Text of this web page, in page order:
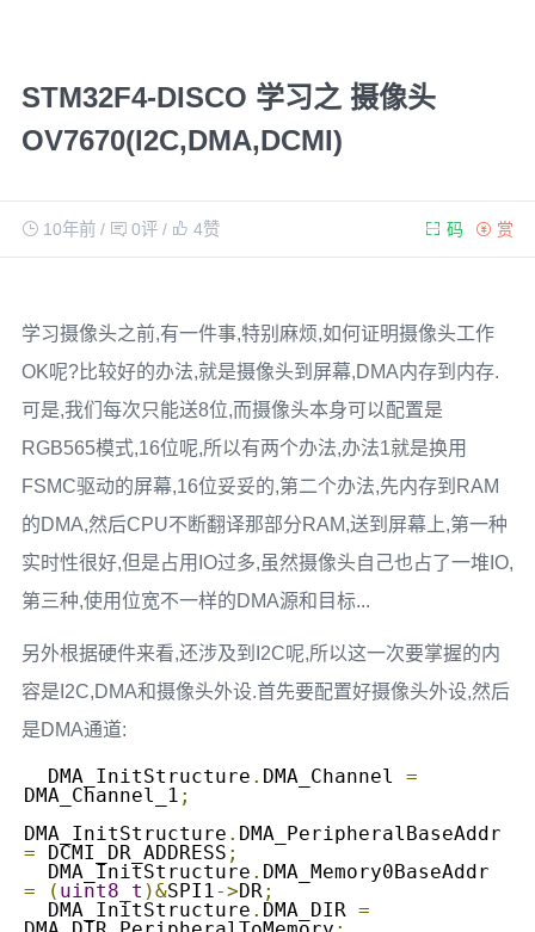
STM32F4-DISCO 学习之 摄像头
OV7670(I2C,DMA,DCMI)
10年前/ 0评/ 4赞 赏
码
学习摄像头之前,有一件事,特别麻烦,如何证明摄像头工作
OK呢?比较好的办法,就是摄像头到屏幕,DMA内存到内存.
可是,我们每次只能送8位,而摄像头本身可以配置是
RGB565模式,16位呢,所以有两个办法,办法1就是换用
FSMC驱动的屏幕,16位妥妥的,第二个办法,先内存到RAM
的DMA,然后CPU不断翻译那部分RAM,送到屏幕上,第一种
实时性很好,但是占用IO过多,虽然摄像头自己也占了一堆IO,
第三种,使用位宽不一样的DMA源和目标...
另外根据硬件来看,还涉及到I2C呢,所以这一次要掌握的内
容是I2C,DMA和摄像头外设.首先要配置好摄像头外设,然后
是DMA通道:
  DMA_InitStructure
. DMA_Channel =
DMA_Channel_1 ;
DMA_InitStructure .
= DCMI_DR_ADDRESS ;
  DMA_InitStructure
.
=
( uint8_t )&SPI1 ->DR ;
  DMA_InitStructure
. DMA_DIR =